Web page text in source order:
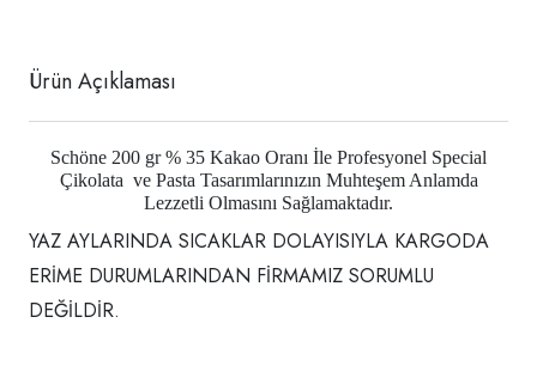
Ürün Açıklaması
Schöne 200 gr % 35 Kakao Oranı İle Profesyonel Special
Çikolata ve Pasta Tasarımlarınızın Muhteşem Anlamda
Lezzetli Olmasını Sağlamaktadır.
YAZ AYLARINDA SICAKLAR DOLAYISIYLA KARGODA
ERİME DURUMLARINDAN FİRMAMIZ SORUMLU
DEĞİLDİR.